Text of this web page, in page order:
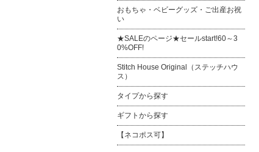
おもちゃ・ベビーグッズ・ご出産お祝
い
★SALEのページ★セールstart!60～3
0%OFF!
Stitch House Original（ステッチハウ
ス）
タイプから探す
ギフトから探す
【ネコポス可】